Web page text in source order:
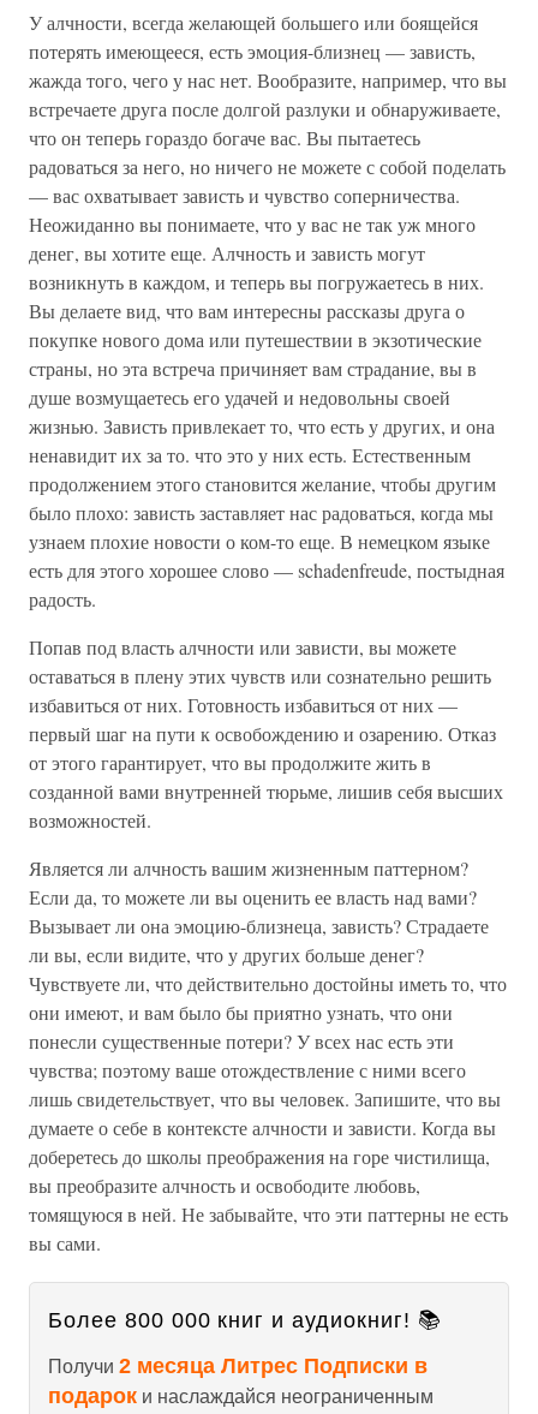
У алчности, всегда желающей большего или боящейся
потерять имеющееся, есть эмоция-близнец — зависть,
жажда того, чего у нас нет. Вообразите, например, что вы
встречаете друга после долгой разлуки и обнаруживаете,
что он теперь гораздо богаче вас. Вы пытаетесь
радоваться за него, но ничего не можете с собой поделать
— вас охватывает зависть и чувство соперничества.
Неожиданно вы понимаете, что у вас не так уж много
денег, вы хотите еще. Алчность и зависть могут
возникнуть в каждом, и теперь вы погружаетесь в них.
Вы делаете вид, что вам интересны рассказы друга о
покупке нового дома или путешествии в экзотические
страны, но эта встреча причиняет вам страдание, вы в
душе возмущаетесь его удачей и недовольны своей
жизнью. Зависть привлекает то, что есть у других, и она
ненавидит их за то. что это у них есть. Естественным
продолжением этого становится желание, чтобы другим
было плохо: зависть заставляет нас радоваться, когда мы
узнаем плохие новости о ком-то еще. В немецком языке
есть для этого хорошее слово — schadenfreude, постыдная
радость.
Попав под власть алчности или зависти, вы можете
оставаться в плену этих чувств или сознательно решить
избавиться от них. Готовность избавиться от них —
первый шаг на пути к освобождению и озарению. Отказ
от этого гарантирует, что вы продолжите жить в
созданной вами внутренней тюрьме, лишив себя высших
возможностей.
Является ли алчность вашим жизненным паттерном?
Если да, то можете ли вы оценить ее власть над вами?
Вызывает ли она эмоцию-близнеца, зависть? Страдаете
ли вы, если видите, что у других больше денег?
Чувствуете ли, что действительно достойны иметь то, что
они имеют, и вам было бы приятно узнать, что они
понесли существенные потери? У всех нас есть эти
чувства; поэтому ваше отождествление с ними всего
лишь свидетельствует, что вы человек. Запишите, что вы
думаете о себе в контексте алчности и зависти. Когда вы
доберетесь до школы преображения на горе чистилища,
вы преобразите алчность и освободите любовь,
томящуюся в ней. Не забывайте, что эти паттерны не есть
вы сами.
Более 800 000 книг и аудиокниг! 📚
Получи 2 месяца Литрес Подписки в
подарок и наслаждайся неограниченным